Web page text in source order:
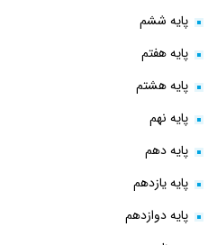
پایه ششم
پایه هفتم
پایه هشتم
پایه نهم
پایه دهم
پایه یازدهم
پایه دوازدهم